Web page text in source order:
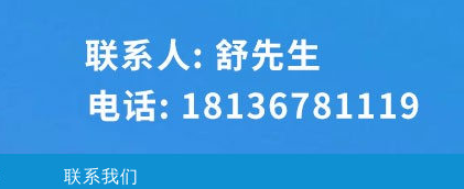
联系我们